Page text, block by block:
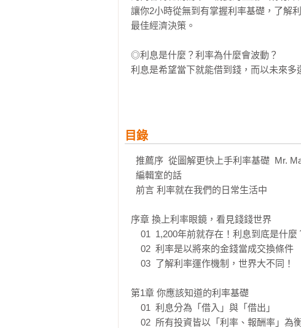
讓你2小時從無到有掌握利率基礎，了解
最佳經濟決策。
◎利息是什麼？利率為什麼會波動？
利息是希望當下就能借到錢，而以未來
因利率對經濟變化反應十分敏感，比經濟
索，其中10年期美國公債殖利率最具代表
◎利率如同調整景氣的水閥開關
當經濟過熱，擔心通貨膨脹，央行會透
◎隨利率走向，個人、企業怎麼聰明借貸
若預期利率上升，定存選機動利率，貸
利。若預期利率下降則反向調整。
◎如何確認利率相關重要消息？
關注聯準會談話、台灣央行重要人物的官
目錄
序章 換上利率眼鏡，看見錢錢世界
第1章 你應該知道的利率基礎